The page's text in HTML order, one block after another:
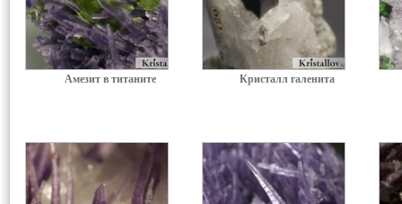
Амезит в титаните Кристалл галенита